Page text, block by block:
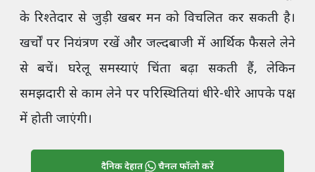
के रिश्तेदार से जुड़ी खबर मन को विचलित कर सकती है।
खर्चों पर नियंत्रण रखें और जल्दबाजी में आर्थिक फैसले लेने
से बचें। घरेलू समस्याएं चिंता बढ़ा सकती हैं, लेकिन
समझदारी से काम लेने पर परिस्थितियां धीरे-धीरे आपके पक्ष
में होती जाएंगी।
दैनिक देहात चैनल फॉलो करें